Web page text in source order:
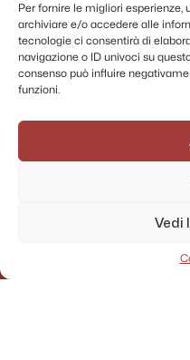
Per fornire le migliori
archiviare e/o accedere alle
tecnologie ci consentirà di
navigazione o ID univoci su
consenso può influire
funzioni.
Vedi